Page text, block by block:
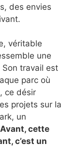
des envies
véritable
une
Son travail est
parc où
ce désir
projets sur la
un
cette
c’est un